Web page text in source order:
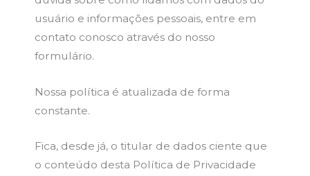
usuário e informações pessoais, entre em
contato conosco através do nosso
formulário.
Nossa política é atualizada de forma
constante.
Fica, desde já, o titular de dados ciente que
o conteúdo desta Política de Privacidade